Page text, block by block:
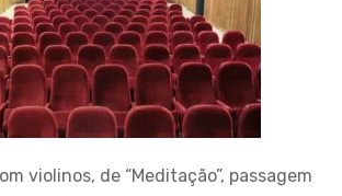
violinos, de “Meditação”, passagem